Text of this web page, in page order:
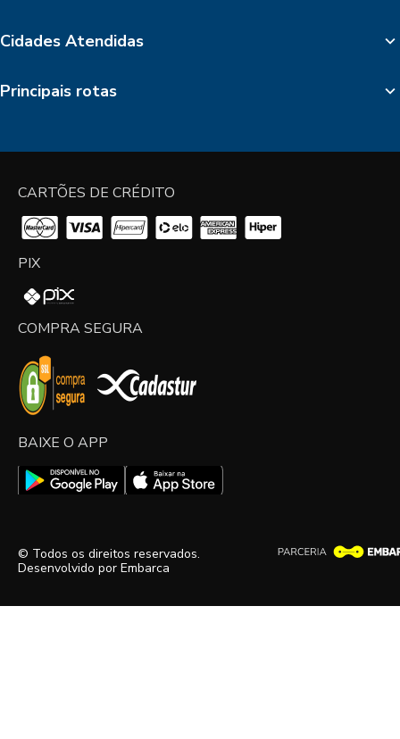
Cidades Atendidas
Principais rotas
CARTÕES DE CRÉDITO
PIX
COMPRA SEGURA
BAIXE O APP
© Todos os direitos reservados.
Desenvolvido por Embarca